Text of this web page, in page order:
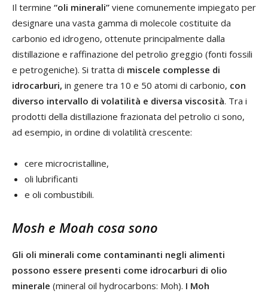
Il termine “oli minerali” viene comunemente impiegato per
designare una vasta gamma di molecole costituite da
carbonio ed idrogeno, ottenute principalmente dalla
distillazione e raffinazione del petrolio greggio (fonti fossili
e petrogeniche). Si tratta di miscele complesse di
idrocarburi, in genere tra 10 e 50 atomi di carbonio, con
diverso intervallo di volatilità e diversa viscosità. Tra i
prodotti della distillazione frazionata del petrolio ci sono,
ad esempio, in ordine di volatilità crescente:
cere microcristalline,
oli lubrificanti
e oli combustibili.
Mosh e Moah cosa sono
Gli oli minerali come contaminanti negli alimenti
possono essere presenti come idrocarburi di olio
minerale (mineral oil hydrocarbons: Moh). I Moh